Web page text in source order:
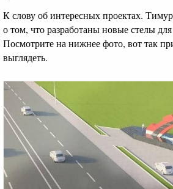
К слову об интересных проектах.
о том, что разработаны новые стелы
Посмотрите на нижнее фото, вот так
выглядеть.